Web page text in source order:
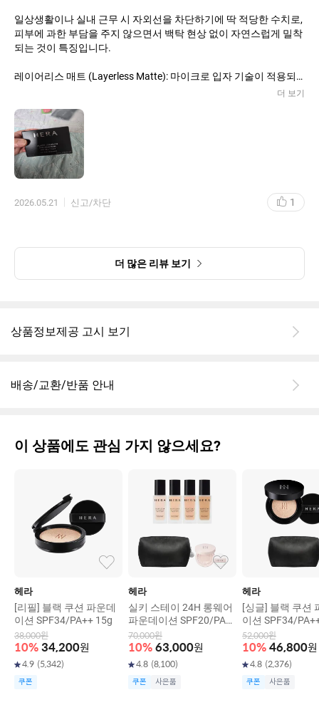
를 수 있도록 돕습니다.
전반적으로 [듀오] NEW 블랙 쿠션 파운데이션 SPF34/
일상생활이나 실내 근무 시 자외선을 차단하기에 딱 적당한 수치로,
피부에 과한 부담을 주지 않으면서 백탁 현상 없이 자연스럽게 밀착
되는 것이 특징입니다.
​레이어리스 매트 (Layerless Matte): 마이크로 입자 기술이 적용되
어 두껍게 발리지 않고, 피부에 얇고 촘촘하게 밀착됩니다. 겉은 보
​강력한 커버력: 모공, 요철, 홍조, 잡티를 섬세하게 가려주어 별도의
컨실러 없이도 깨끗한 피부 바탕을 완성할 수 있습니다.
​다크닝 없는 24시간 지속력: 시간이 지나도 화장이 쉽게 무너지거나
유분에 지워지지 않으며, 처음 화장한 그대로 맑은 화사함이 오랜 시
간 유지됩니다. 다크닝(색상 칙칙해짐) 현상이 적은 것으로 유명합
​무너짐 방지 & 묻어남 최소화: 피부에 빠르게 픽싱되어 마스크나 옷
이런 분들께 추천합니다!
​피부 타입: 유분기가 많은 지성 피부나 T존은 번들거리고 U존은 건
​지속력 중시: 수정 화장을 자주 하기 귀찮거나, 아침 출근/등교 시 메
더 보기
2026.05.21 신고/차단 1
더 많은 리뷰 보기
상품정보제공 고시 보기
배송/교환/반품 안내
이 상품에도 관심 가지 않으세요?
헤라
[리필] 블랙 쿠션 파운데
이션 SPF34/PA++ 15g
38,000원
10% 34,200원
4.9 (5,342)
쿠폰
헤라
실키 스테이 24H 롱웨어
파운데이션 SPF20/PA+
+ 30g
70,000원
10% 63,000원
4.8 (8,100)
쿠폰 사은품
헤라
[싱글] 블랙 쿠션
이션 SPF34/
52,000원
10% 46,800원
4.8 (2,376)
쿠폰 사은품